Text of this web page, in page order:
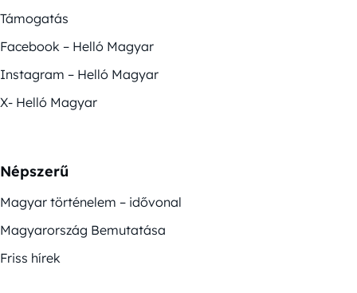
Támogatás
Facebook – Helló Magyar
Instagram – Helló Magyar
X- Helló Magyar
Népszerű
Magyar történelem – idővonal
Magyarország Bemutatása
Friss hírek